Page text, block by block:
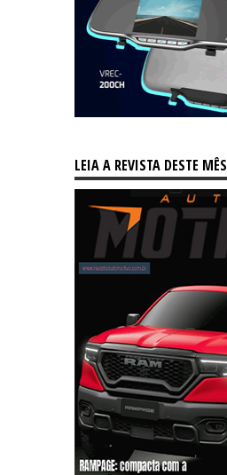
LEIA A REVISTA DESTE MÊS